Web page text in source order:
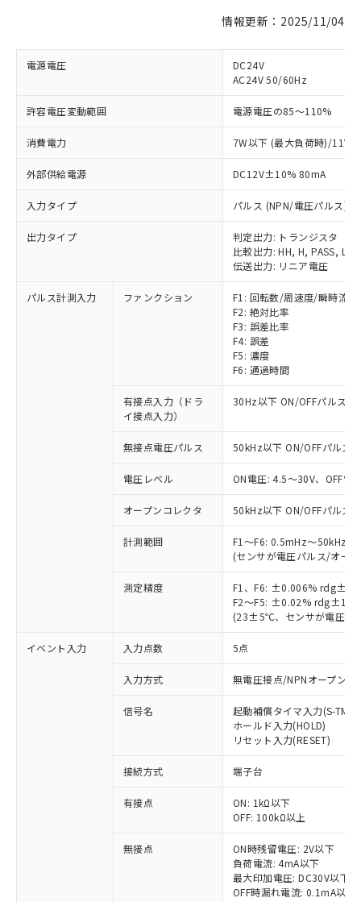
情報更新：2025/11/04
電源電圧
DC24V
AC24V 50/60Hz
許容電圧変動範囲 電源電圧の85～110%
消費電力 7W以下 (最大負荷時)/11VA
外部供給電源 DC12V±10% 80mA
入力タイプ パルス (NPN/電圧パルス)
出力タイプ
判定出力: トランジスタ
比較出力: HH, H, PASS, L,
伝送出力: リニア電圧
パルス計測入力 ファンクション
F1: 回転数/周速度/瞬時流量
F2: 絶対比率
F3: 誤差比率
F4: 誤差
F5: 濃度
F6: 通過時間
有接点入力（ドラ
イ接点入力）
30Hz以下 ON/OFFパルス幅
無接点電圧パルス 50kHz以下 ON/OFFパルス
電圧レベル ON電圧: 4.5～30V、OFF電
オープンコレクタ 50kHz以下 ON/OFFパルス
計測範囲
F1～F6: 0.5mHz～50kHz
(センサが電圧パルス/オー
測定精度
F1、F6: ±0.006% rdg±1
F2～F5: ±0.02% rdg±1デ
(23±5℃、センサが電圧パ
イベント入力 入力点数 5点
入力方式 無電圧接点/NPNオープンコ
信号名
起動補償タイマ入力(S-TMR)
ホールド入力(HOLD)
リセット入力(RESET)
接続方式 端子台
有接点
ON: 1kΩ以下
OFF: 100kΩ以上
無接点
ON時残留電圧: 2V以下
負荷電流: 4mA以下
最大印加電圧: DC30V以下
OFF時漏れ電流: 0.1mA以下
※1 対応状況
対応済み：EU RoHS指令（10物質）の
非含有に対応した製品が提供可能な商品で
対応予定：EU RoHS指令（10物質）の非含
有に対応した製品に切り替える予定のある